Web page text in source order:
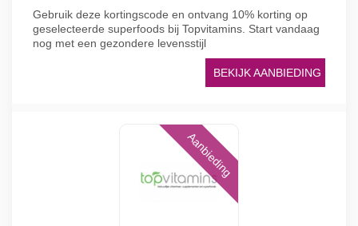
Gebruik deze kortingscode en ontvang 10% korting op
geselecteerde superfoods bij Topvitamins. Start vandaag
nog met een gezondere levensstijl
BEKIJK AANBIEDING
Aanbieding